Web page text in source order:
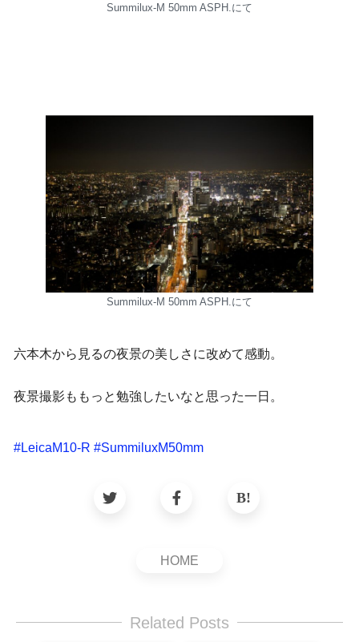
Summilux-M 50mm ASPH.にて
Summilux-M 50mm ASPH.にて
六本木から見るの夜景の美しさに改めて感動。
夜景撮影ももっと勉強したいなと思った一日。
#LeicaM10-R #SummiluxM50mm
HOME
Related Posts